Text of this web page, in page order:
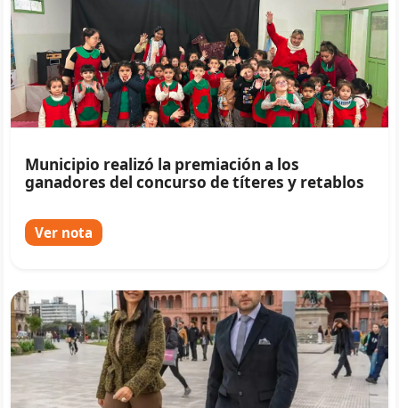
Municipio realizó la premiación a los
ganadores del concurso de títeres y retablos
Ver nota